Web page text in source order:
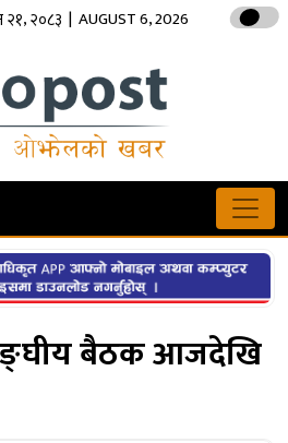
२१,२०८३ | AUGUST 6, 2026
बैठक आजदेखि